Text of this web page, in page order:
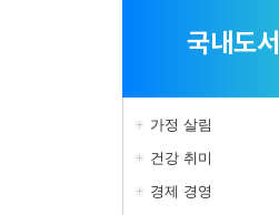
국내도서
가정 살림
건강 취미
경제 경영